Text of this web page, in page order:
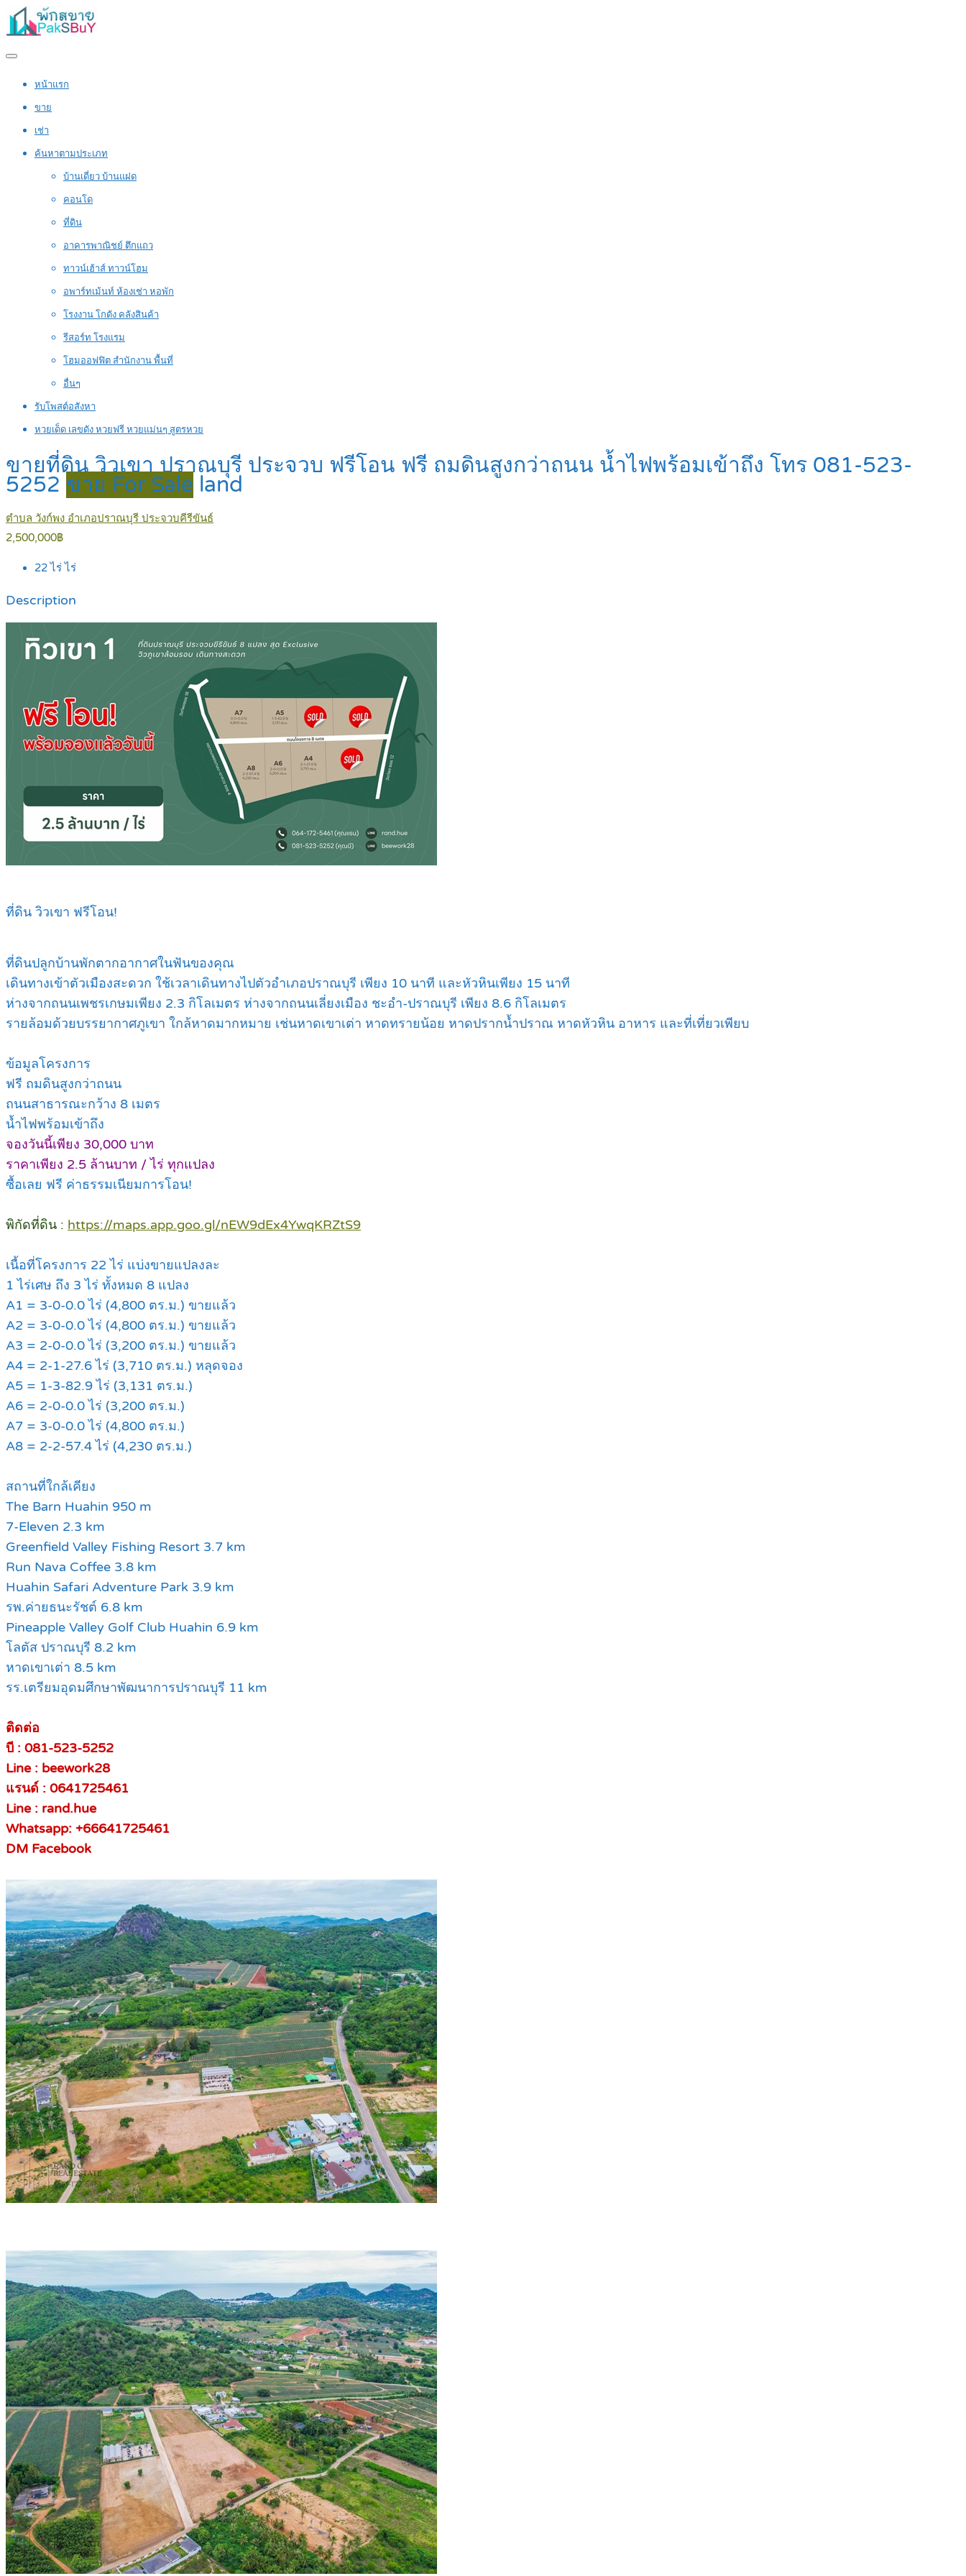
หน้าแรก
ขาย
เช่า
ค้นหาตามประเภท
บ้านเดี่ยว บ้านแฝด
คอนโด
ที่ดิน
อาคารพาณิชย์ ตึกแถว
ทาวน์เฮ้าส์ ทาวน์โฮม
อพาร์ทเม้นท์ ห้องเช่า หอพัก
โรงงาน โกดัง คลังสินค้า
รีสอร์ท โรงแรม
โฮมออฟฟิต สำนักงาน พื้นที่
อื่นๆ
รับโพสต์อสังหา
หวยเด็ด เลขดัง หวยฟรี หวยแม่นๆ สูตรหวย
ขายที่ดิน วิวเขา ปราณบุรี ประจวบ ฟรีโอน ฟรี ถมดินสูงกว่าถนน น้ำไฟพร้อมเข้าถึง โทร 081-523-
5252 ขาย For Sale land
ตำบล วังก์พง อำเภอปราณบุรี ประจวบคีรีขันธ์
2,500,000฿
22 ไร่ไร่
Description
ที่ดิน วิวเขา ฟรีโอน!
ที่ดินปลูกบ้านพักตากอากาศในฟันของคุณ
เดินทางเข้าตัวเมืองสะดวก ใช้เวลาเดินทางไปตัวอำเภอปราณบุรี เพียง 10 นาที และหัวหินเพียง 15 นาที
ห่างจากถนนเพชรเกษมเพียง 2.3 กิโลเมตร ห่างจากถนนเลี่ยงเมือง ชะอำ-ปราณบุรี เพียง 8.6 กิโลเมตร
รายล้อมด้วยบรรยากาศภูเขา ใกล้หาดมากหมาย เช่นหาดเขาเต่า หาดทรายน้อย หาดปรากน้ำปราณ หาดหัวหิน อาหาร และที่เที่ยวเพียบ
ข้อมูลโครงการ
ฟรี ถมดินสูงกว่าถนน
ถนนสาธารณะกว้าง 8 เมตร
น้ำไฟพร้อมเข้าถึง
จองวันนี้เพียง 30,000 บาท
ราคาเพียง 2.5 ล้านบาท / ไร่ ทุกแปลง
ซื้อเลย ฟรี ค่าธรรมเนียมการโอน!
พิกัดที่ดิน : https://maps.app.goo.gl/nEW9dEx4YwqKRZtS9
เนื้อที่โครงการ 22 ไร่ แบ่งขายแปลงละ
1 ไร่เศษ ถึง 3 ไร่ ทั้งหมด 8 แปลง
A1 = 3-0-0.0 ไร่ (4,800 ตร.ม.) ขายแล้ว
A2 = 3-0-0.0 ไร่ (4,800 ตร.ม.) ขายแล้ว
A3 = 2-0-0.0 ไร่ (3,200 ตร.ม.) ขายแล้ว
A4 = 2-1-27.6 ไร่ (3,710 ตร.ม.) หลุดจอง
A5 = 1-3-82.9 ไร่ (3,131 ตร.ม.)
A6 = 2-0-0.0 ไร่ (3,200 ตร.ม.)
A7 = 3-0-0.0 ไร่ (4,800 ตร.ม.)
A8 = 2-2-57.4 ไร่ (4,230 ตร.ม.)
สถานที่ใกล้เคียง
The Barn Huahin 950 m
7-Eleven 2.3 km
Greenfield Valley Fishing Resort 3.7 km
Run Nava Coffee 3.8 km
Huahin Safari Adventure Park 3.9 km
รพ.ค่ายธนะรัชต์ 6.8 km
Pineapple Valley Golf Club Huahin 6.9 km
โลตัส ปราณบุรี 8.2 km
หาดเขาเต่า 8.5 km
รร.เตรียมอุดมศึกษาพัฒนาการปราณบุรี 11 km
ติดต่อ
บี : 081-523-5252
Line : beework28
แรนด์ : 0641725461
Line : rand.hue
Whatsapp: +66641725461
DM Facebook